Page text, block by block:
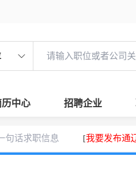
历中心 招聘企业
句话求职信息 [我要发布通